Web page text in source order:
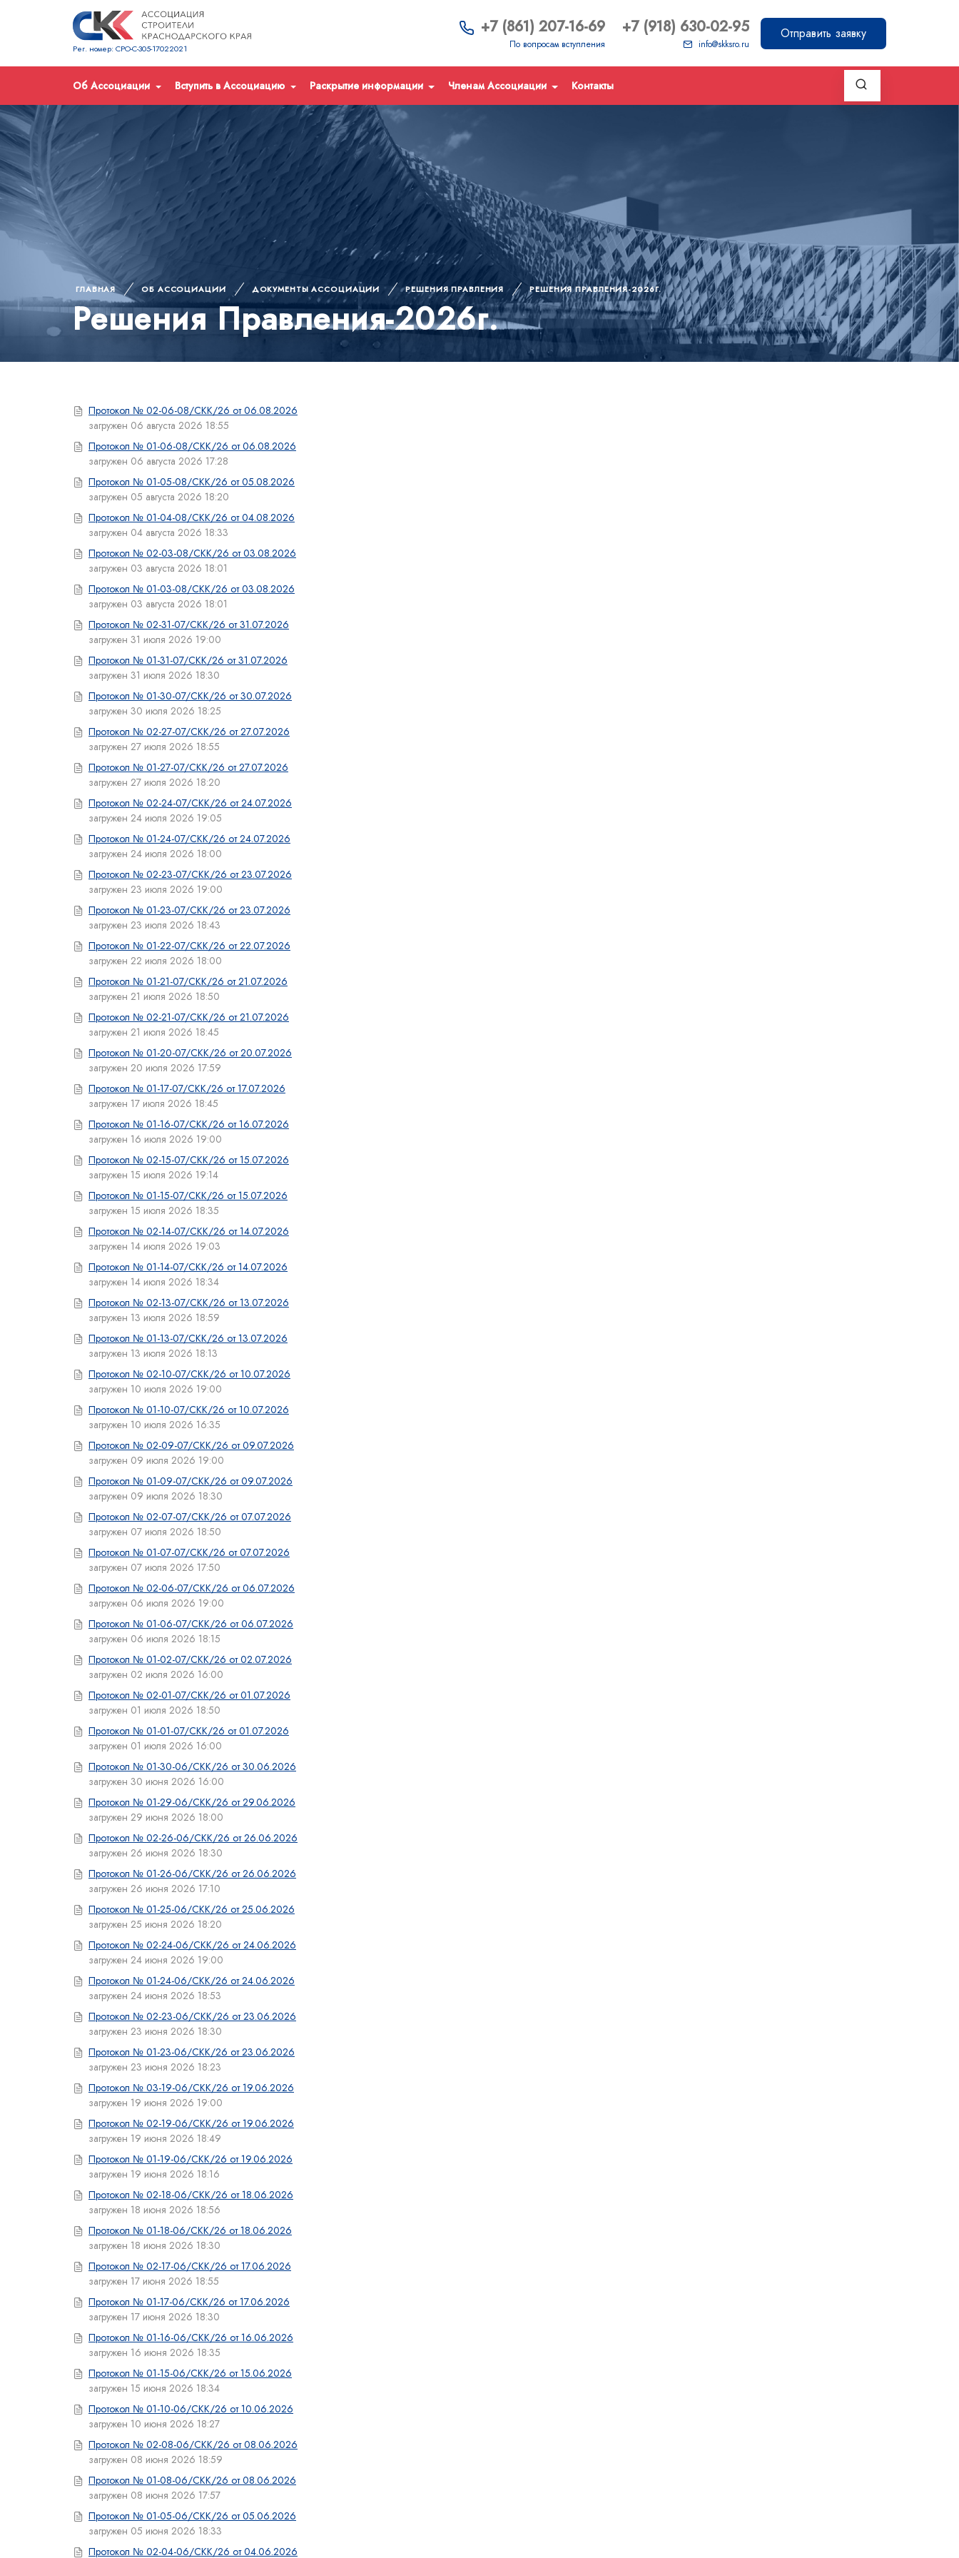
Рег. номер: СРО-С-305-17022021
+7 (861) 207-16-69
По вопросам вступления
+7 (918) 630-02-95
info@skksro.ru
Отправить заявку
Об Ассоциации Вступить в Ассоциацию Раскрытие информации Членам Ассоциации Контакты
ГЛАВНАЯ ОБ АССОЦИАЦИИ ДОКУМЕНТЫ АССОЦИАЦИИ РЕШЕНИЯ ПРАВЛЕНИЯ РЕШЕНИЯ ПРАВЛЕНИЯ-2026Г.
Решения Правления-2026г.
Протокол № 02-06-08/СКК/26 от 06.08.2026
загружен 06 августа 2026 18:55
Протокол № 01-06-08/СКК/26 от 06.08.2026
загружен 06 августа 2026 17:28
Протокол № 01-05-08/СКК/26 от 05.08.2026
загружен 05 августа 2026 18:20
Протокол № 01-04-08/СКК/26 от 04.08.2026
загружен 04 августа 2026 18:33
Протокол № 02-03-08/СКК/26 от 03.08.2026
загружен 03 августа 2026 18:01
Протокол № 01-03-08/СКК/26 от 03.08.2026
загружен 03 августа 2026 18:01
Протокол № 02-31-07/СКК/26 от 31.07.2026
загружен 31 июля 2026 19:00
Протокол № 01-31-07/СКК/26 от 31.07.2026
загружен 31 июля 2026 18:30
Протокол № 01-30-07/СКК/26 от 30.07.2026
загружен 30 июля 2026 18:25
Протокол № 02-27-07/СКК/26 от 27.07.2026
загружен 27 июля 2026 18:55
Протокол № 01-27-07/СКК/26 от 27.07.2026
загружен 27 июля 2026 18:20
Протокол № 02-24-07/СКК/26 от 24.07.2026
загружен 24 июля 2026 19:05
Протокол № 01-24-07/СКК/26 от 24.07.2026
загружен 24 июля 2026 18:00
Протокол № 02-23-07/СКК/26 от 23.07.2026
загружен 23 июля 2026 19:00
Протокол № 01-23-07/СКК/26 от 23.07.2026
загружен 23 июля 2026 18:43
Протокол № 01-22-07/СКК/26 от 22.07.2026
загружен 22 июля 2026 18:00
Протокол № 01-21-07/СКК/26 от 21.07.2026
загружен 21 июля 2026 18:50
Протокол № 02-21-07/СКК/26 от 21.07.2026
загружен 21 июля 2026 18:45
Протокол № 01-20-07/СКК/26 от 20.07.2026
загружен 20 июля 2026 17:59
Протокол № 01-17-07/СКК/26 от 17.07.2026
загружен 17 июля 2026 18:45
Протокол № 01-16-07/СКК/26 от 16.07.2026
загружен 16 июля 2026 19:00
Протокол № 02-15-07/СКК/26 от 15.07.2026
загружен 15 июля 2026 19:14
Протокол № 01-15-07/СКК/26 от 15.07.2026
загружен 15 июля 2026 18:35
Протокол № 02-14-07/СКК/26 от 14.07.2026
загружен 14 июля 2026 19:03
Протокол № 01-14-07/СКК/26 от 14.07.2026
загружен 14 июля 2026 18:34
Протокол № 02-13-07/СКК/26 от 13.07.2026
загружен 13 июля 2026 18:59
Протокол № 01-13-07/СКК/26 от 13.07.2026
загружен 13 июля 2026 18:13
Протокол № 02-10-07/СКК/26 от 10.07.2026
загружен 10 июля 2026 19:00
Протокол № 01-10-07/СКК/26 от 10.07.2026
загружен 10 июля 2026 16:35
Протокол № 02-09-07/СКК/26 от 09.07.2026
загружен 09 июля 2026 19:00
Протокол № 01-09-07/СКК/26 от 09.07.2026
загружен 09 июля 2026 18:30
Протокол № 02-07-07/СКК/26 от 07.07.2026
загружен 07 июля 2026 18:50
Протокол № 01-07-07/СКК/26 от 07.07.2026
загружен 07 июля 2026 17:50
Протокол № 02-06-07/СКК/26 от 06.07.2026
загружен 06 июля 2026 19:00
Протокол № 01-06-07/СКК/26 от 06.07.2026
загружен 06 июля 2026 18:15
Протокол № 01-02-07/СКК/26 от 02.07.2026
загружен 02 июля 2026 16:00
Протокол № 02-01-07/СКК/26 от 01.07.2026
загружен 01 июля 2026 18:50
Протокол № 01-01-07/СКК/26 от 01.07.2026
загружен 01 июля 2026 16:00
Протокол № 01-30-06/СКК/26 от 30.06.2026
загружен 30 июня 2026 16:00
Протокол № 01-29-06/СКК/26 от 29.06.2026
загружен 29 июня 2026 18:00
Протокол № 02-26-06/СКК/26 от 26.06.2026
загружен 26 июня 2026 18:30
Протокол № 01-26-06/СКК/26 от 26.06.2026
загружен 26 июня 2026 17:10
Протокол № 01-25-06/СКК/26 от 25.06.2026
загружен 25 июня 2026 18:20
Протокол № 02-24-06/СКК/26 от 24.06.2026
загружен 24 июня 2026 19:00
Протокол № 01-24-06/СКК/26 от 24.06.2026
загружен 24 июня 2026 18:53
Протокол № 02-23-06/СКК/26 от 23.06.2026
загружен 23 июня 2026 18:30
Протокол № 01-23-06/СКК/26 от 23.06.2026
загружен 23 июня 2026 18:23
Протокол № 03-19-06/СКК/26 от 19.06.2026
загружен 19 июня 2026 19:00
Протокол № 02-19-06/СКК/26 от 19.06.2026
загружен 19 июня 2026 18:49
Протокол № 01-19-06/СКК/26 от 19.06.2026
загружен 19 июня 2026 18:16
Протокол № 02-18-06/СКК/26 от 18.06.2026
загружен 18 июня 2026 18:56
Протокол № 01-18-06/СКК/26 от 18.06.2026
загружен 18 июня 2026 18:30
Протокол № 02-17-06/СКК/26 от 17.06.2026
загружен 17 июня 2026 18:55
Протокол № 01-17-06/СКК/26 от 17.06.2026
загружен 17 июня 2026 18:30
Протокол № 01-16-06/СКК/26 от 16.06.2026
загружен 16 июня 2026 18:35
Протокол № 01-15-06/СКК/26 от 15.06.2026
загружен 15 июня 2026 18:34
Протокол № 01-10-06/СКК/26 от 10.06.2026
загружен 10 июня 2026 18:27
Протокол № 02-08-06/СКК/26 от 08.06.2026
загружен 08 июня 2026 18:59
Протокол № 01-08-06/СКК/26 от 08.06.2026
загружен 08 июня 2026 17:57
Протокол № 01-05-06/СКК/26 от 05.06.2026
загружен 05 июня 2026 18:33
Протокол № 02-04-06/СКК/26 от 04.06.2026